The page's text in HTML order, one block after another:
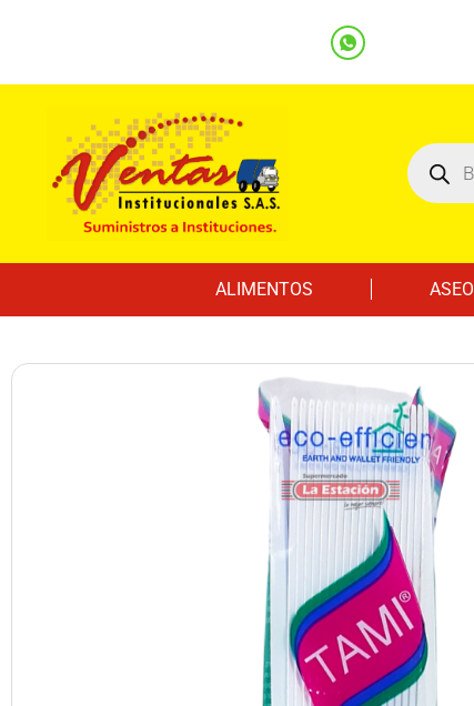
ALIMENTOS ASEO